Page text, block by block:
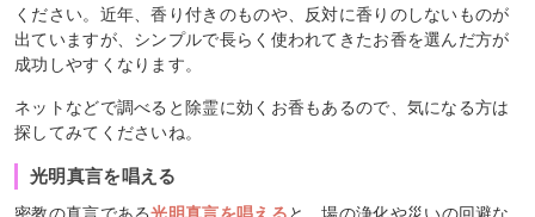
ください。近年、香り付きのものや、反対に香りのしないものが
出ていますが、シンプルで長らく使われてきたお香を選んだ方が
成功しやすくなります。
ネットなどで調べると除霊に効くお香もあるので、気になる方は
探してみてくださいね。
光明真言を唱える
密教の真言である光明真言を唱えると、場の浄化や災いの回避な